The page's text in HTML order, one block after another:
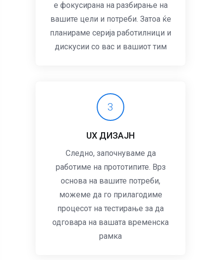
е фокусирана на разбирање на
вашите цели и потреби. Затоа ќе
планираме серија работилници и
дискусии со вас и вашиот тим
3
UX ДИЗАЈН
Следно, започнуваме да
работиме на прототипите. Врз
основа на вашите потреби,
можеме да го прилагодиме
процесот на тестирање за да
одговара на вашата временска
рамка